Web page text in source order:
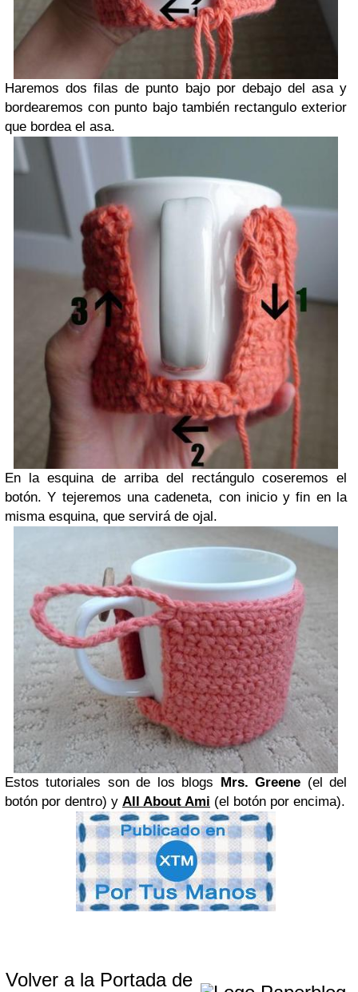
Haremos dos filas de punto bajo por debajo del asa y
bordearemos con punto bajo también rectangulo exterior
que bordea el asa.
En la esquina de arriba del rectángulo coseremos el
botón. Y tejeremos una cadeneta, con inicio y fin en la
misma esquina, que servirá de ojal.
Estos tutoriales son de los blogs Mrs. Greene (el del
botón por dentro) y All About Ami (el botón por encima).
Volver a la Portada de